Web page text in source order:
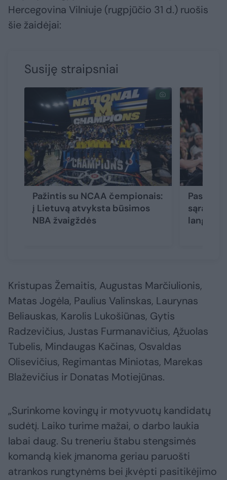
Hercegovina Vilniuje (rugpjūčio 31 d.) ruošis
šie žaidėjai:
Susiję straipsniai
Pažintis su NCAA čempionais:
į Lietuvą atvyksta būsimos
NBA žvaigždės
sąrašas
langui
Kristupas Žemaitis, Augustas Marčiulionis,
Matas Jogėla, Paulius Valinskas, Laurynas
Beliauskas, Karolis Lukošiūnas, Gytis
Radzevičius, Justas Furmanavičius, Ąžuolas
Tubelis, Mindaugas Kačinas, Osvaldas
Olisevičius, Regimantas Miniotas, Marekas
Blaževičius ir Donatas Motiejūnas.
„Surinkome kovingų ir motyvuotų kandidatų
sudėtį. Laiko turime mažai, o darbo laukia
labai daug. Su treneriu štabu stengsimės
komandą kiek įmanoma geriau paruošti
atrankos rungtynėms bei įkvėpti pasitikėjimo